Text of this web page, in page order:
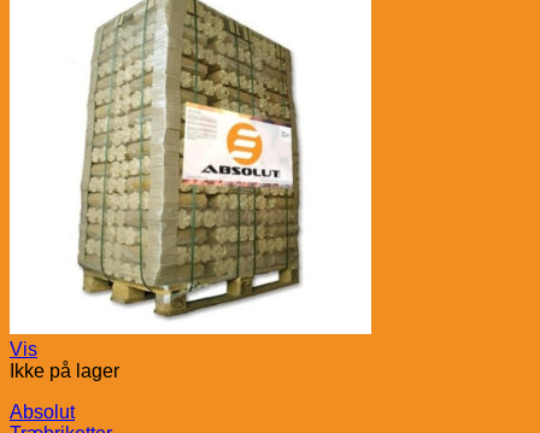
Vis
Ikke på lager
Absolut